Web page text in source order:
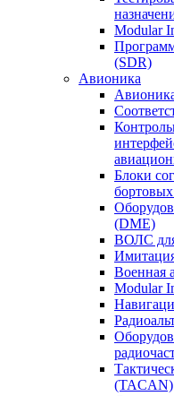
Modular
(SDR)
Авионика
Блоки
(DME)
ВОЛС
Военная
Modular
(TACAN)